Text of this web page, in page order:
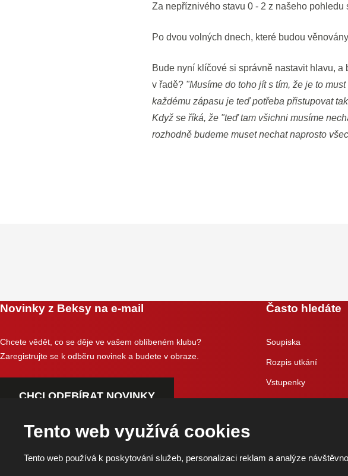
Za nepříznivého stavu 0 - 2 z našeho
Po dvou volných dnech, které budou
Bude nyní klíčové si správně nastavit hlavu,
v řadě? "Musíme do toho jít s tím, že je to
každému zápasu je teď potřeba přistupovat
Když se říká, že "teď tam všichni musíme
rozhodně budeme muset nechat naprosto
Novinky z Beksy na e-mail
Chcete vědět, co se děje ve vašem oblíbeném klubu?
Zaregistrujte se k odběru novinek a budete v obraze.
CHCI ODEBÍRAT NOVINKY
Často hledáte
Soupiska
Rozpis utkání
Vstupenky
Copyright © 2026, BK Pardubice, a.s. | Vytvořila eBRÁNA
Tento web využívá cookies
Tento web používá k poskytování služeb, personalizaci reklam a analýze